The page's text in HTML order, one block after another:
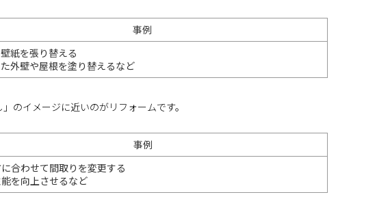
事例
紙を張り替える
た外壁や屋根を塗り替えるなど
のイメージに近いのがリフォームです。
事例
に合わせて間取りを変更する
能を向上させるなど